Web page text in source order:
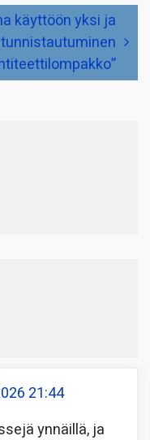
käyttöön yksi ja
21:44
ynnäillä, ja